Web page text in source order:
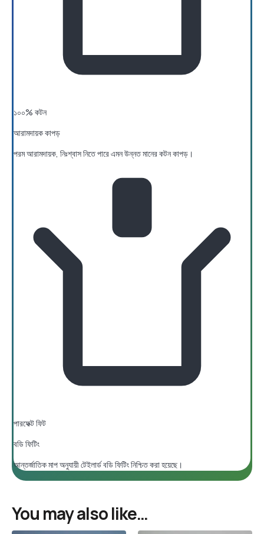
১০০% কটন
আরামদায়ক কাপড়
পরম আরামদায়ক, নিঃশ্বাস নিতে পারে এমন উন্নত মানের কটন কাপড়।
পারফেক্ট ফিট
বডি ফিটিং
আন্তর্জাতিক মাপ অনুযায়ী টেইলার্ড বডি ফিটিং নিশ্চিত করা হয়েছে।
You may also like…